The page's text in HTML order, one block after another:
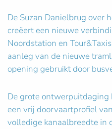
De Suzan Danielbrug over
creëert een nieuwe
Noordstation en
aanleg van de nieuwe
opening gebruikt door
De grote ontwerpuitdaging
een vrij doorvaartprofiel
volledige kanaalbreedte in